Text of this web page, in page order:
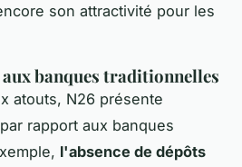
son attractivité pour les
banques traditionnelles
atouts, N26 présente
rapport aux banques
l'absence de dépôts